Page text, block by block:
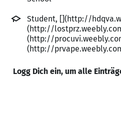
Student, [](http://
(http://
(http://
(http://
Logg Dich ein, um alle